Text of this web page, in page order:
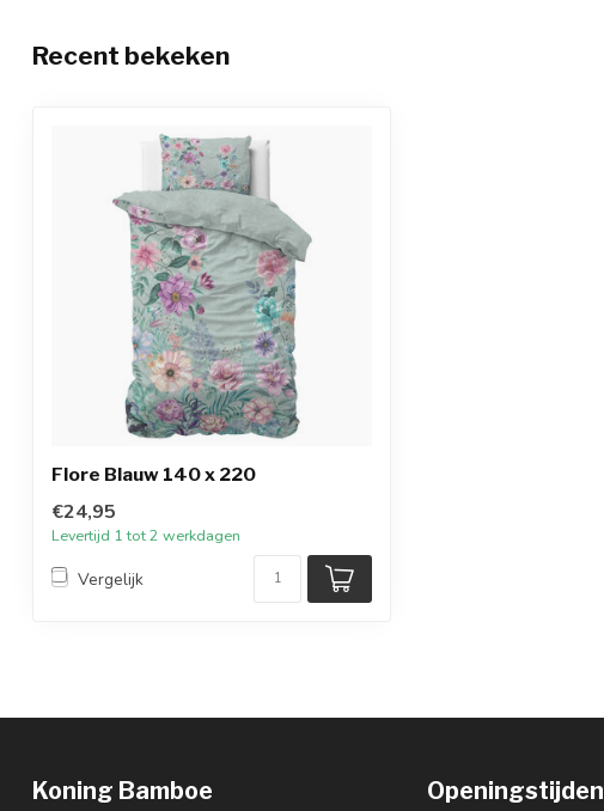
Recent bekeken
Flore Blauw 140 x 220
€24,95
Levertijd 1 tot 2 werkdagen
Vergelijk
Koning Bamboe Openingstijden